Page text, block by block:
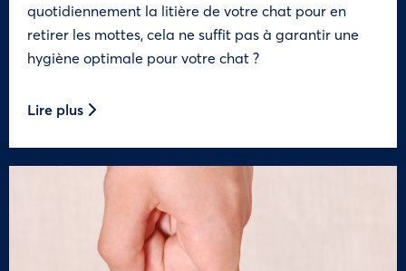
quotidiennement la litière de votre chat pour en
retirer les mottes, cela ne suffit pas à garantir une
hygiène optimale pour votre chat ?
Lire plus